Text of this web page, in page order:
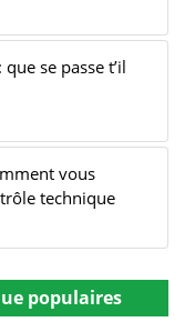
se passe t’il
vous
technique
populaires